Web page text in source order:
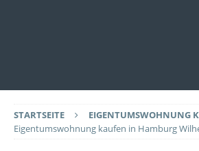
STARTSEITE
EIGENTUMSWOHNUNG
Eigentumswohnung kaufen in Hamburg